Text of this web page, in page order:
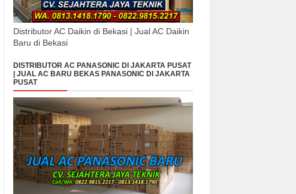
kami tetap akan melayani anda !)
Distributor AC Daikin di Bekasi | Jual AC Daikin
Baru di Bekasi
DISTRIBUTOR AC PANASONIC DI JAKARTA PUSAT
| JUAL AC BARU BEKAS PANASONIC DI JAKARTA
PUSAT